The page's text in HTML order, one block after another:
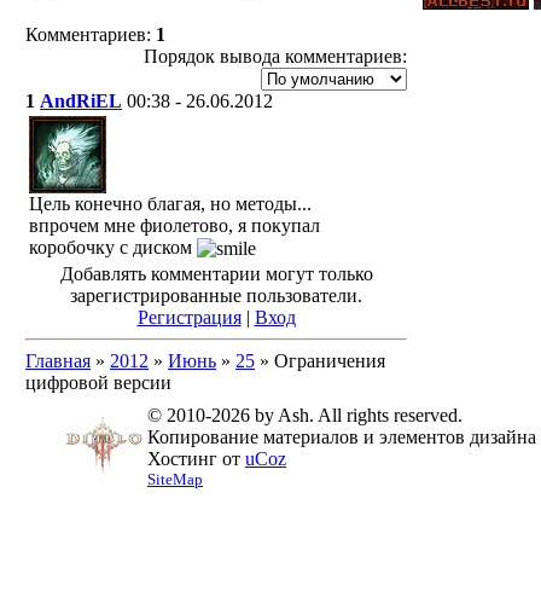
Комментариев: 1
Порядок вывода комментариев:
1 AndRiEL 00:38 - 26.06.2012
Цель конечно благая, но методы...
впрочем мне фиолетово, я покупал
коробочку с диском
Добавлять комментарии могут только
зарегистрированные пользователи.
Регистрация| Вход
Главная » 2012 » Июнь » 25 » Ограничения
цифровой версии
© 2010-2026 by Ash. All rights reserved.
Копирование материалов и элементов
Хостинг от uCoz
SiteMap